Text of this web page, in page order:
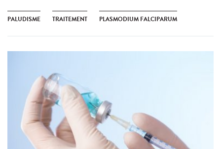
PALUDISME TRAITEMENT PLASMODIUM FALCIPARUM